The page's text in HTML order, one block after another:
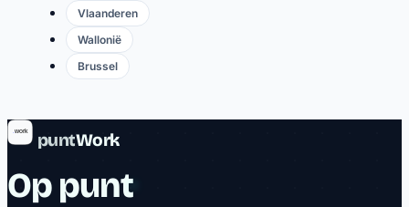
Vlaanderen
Wallonië
Brussel
puntWork
Op punt